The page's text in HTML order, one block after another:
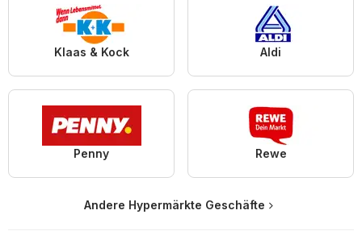
Klaas & Kock Aldi
Penny Rewe
Andere Hypermärkte Geschäfte